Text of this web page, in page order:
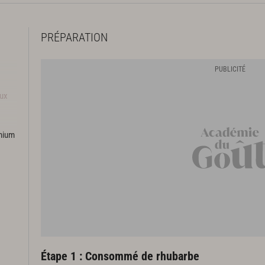
PRÉPARATION
Étape 1 : Consommé de rhubarbe